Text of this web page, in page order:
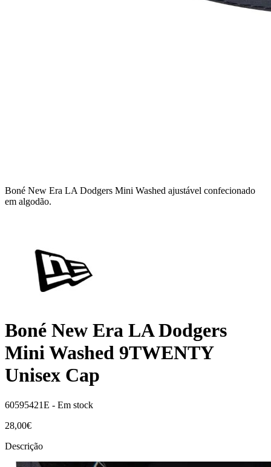
Boné New Era LA Dodgers Mini Washed ajustável confecionado
em algodão.
Boné New Era LA Dodgers
Mini Washed 9TWENTY
Unisex Cap
60595421E - Em stock
28,00€
Descrição